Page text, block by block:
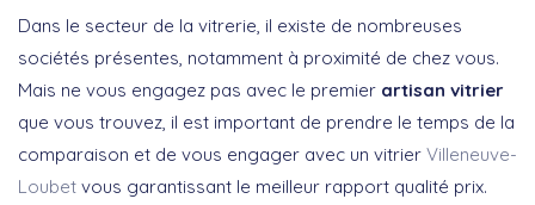
Dans le secteur de la vitrerie, il existe de nombreuses
sociétés présentes, notamment à proximité de chez vous.
Mais ne vous engagez pas avec le premier artisan vitrier
que vous trouvez, il est important de prendre le temps de la
comparaison et de vous engager avec un vitrier Villeneuve-
Loubet vous garantissant le meilleur rapport qualité prix.